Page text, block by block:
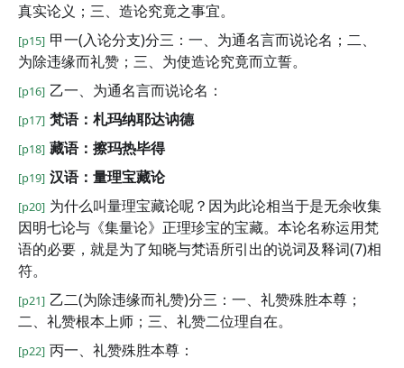
真实论义；三、造论究竟之事宜。
[p15] 甲一(入论分支)分三：一、为通名言而说论名；二、
为除违缘而礼赞；三、为使造论究竟而立誓。
[p16] 乙一、为通名言而说论名：
[p17] 梵语：札玛纳耶达讷德
[p18] 藏语：擦玛热毕得
[p19] 汉语：量理宝藏论
[p20] 为什么叫量理宝藏论呢？因为此论相当于是无余收集
因明七论与《集量论》正理珍宝的宝藏。本论名称运用梵
语的必要，就是为了知晓与梵语所引出的说词及释词(7)相
符。
[p21] 乙二(为除违缘而礼赞)分三：一、礼赞殊胜本尊；
二、礼赞根本上师；三、礼赞二位理自在。
[p22] 丙一、礼赞殊胜本尊：